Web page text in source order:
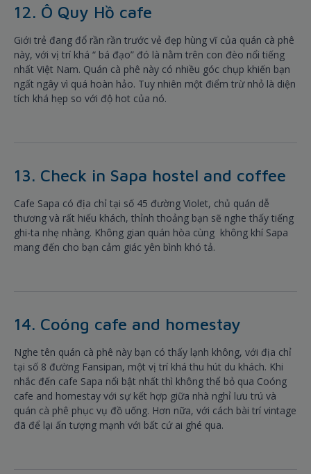
12. Ô Quy Hồ cafe
Giới trẻ đang đổ rần rần trước vẻ đẹp hùng vĩ của quán cà phê
này, với vị trí khá “ bá đạo” đó là nằm trên con đèo nổi tiếng
nhất Việt Nam. Quán cà phê này có nhiều góc chụp khiến bạn
ngất ngây vì quá hoàn hảo. Tuy nhiên một điểm trừ nhỏ là diện
tích khá hẹp so với độ hot của nó.
13. Check in Sapa hostel and coffee
Cafe Sapa có địa chỉ tại số 45 đường Violet, chủ quán dễ
thương và rất hiếu khách, thỉnh thoảng bạn sẽ nghe thấy tiếng
ghi-ta nhẹ nhàng. Không gian quán hòa cùng không khí Sapa
mang đến cho bạn cảm giác yên bình khó tả.
14. Coóng cafe and homestay
Nghe tên quán cà phê này bạn có thấy lạnh không, với địa chỉ
tại số 8 đường Fansipan, một vị trí khá thu hút du khách. Khi
nhắc đến cafe Sapa nổi bật nhất thì không thể bỏ qua Coóng
cafe and homestay với sự kết hợp giữa nhà nghỉ lưu trú và
quán cà phê phục vụ đồ uống. Hơn nữa, với cách bài trí vintage
đã để lại ấn tượng mạnh với bất cứ ai ghé qua.